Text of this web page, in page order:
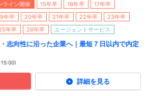
ライン開催 15年卒 16年卒
17年卒
年卒 20年卒 21年卒 22年卒
23年卒
年卒 26年卒 エージェントサービス
志向性に沿った企業へ｜最短７日以内で内定
詳細を見る